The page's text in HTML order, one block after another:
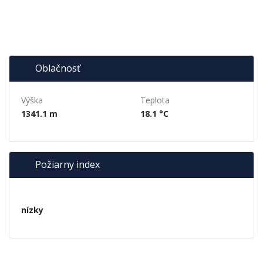
Oblačnosť
Výška
1341.1 m
Teplota
18.1 °C
Požiarny index
nízky